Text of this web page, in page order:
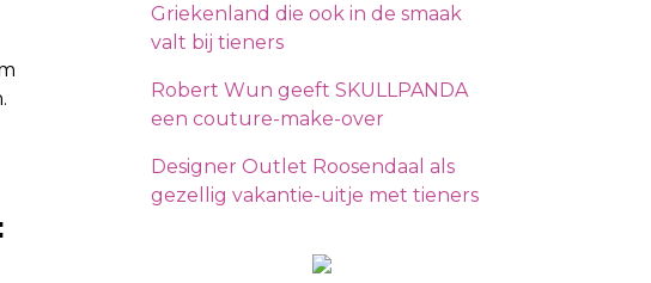
Griekenland die ook in de smaak
valt bij tieners
Robert Wun geeft SKULLPANDA
een couture-make-over
Designer Outlet Roosendaal als
gezellig vakantie-uitje met tieners